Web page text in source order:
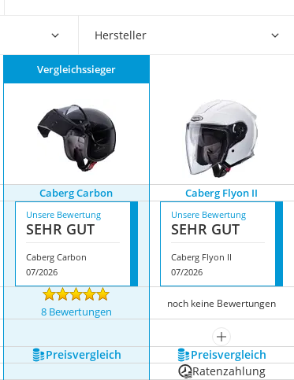
Alkoholtester
Felgenbaum
Diesel-Additiv
Service
Hersteller
Vergleichssieger
Caberg Carbon Caberg Flyon II
Unsere Bewertung
SEHR GUT
Caberg Carbon
07/2026
Unsere Bewertung
SEHR GUT
Caberg Flyon II
07/2026
8 Bewertungen
noch keine Bewertungen
mehr anzeigen
Preis­vergleich Preis­vergleich
Ratenzahlung